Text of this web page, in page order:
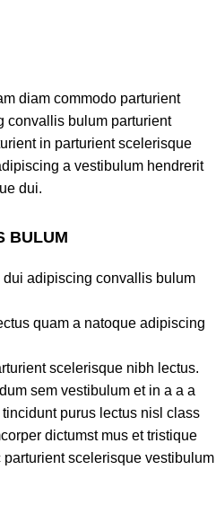
diam commodo parturient
convallis bulum parturient
in parturient scelerisque
a vestibulum hendrerit
dui.
BULUM
adipiscing convallis bulum
quam a natoque adipiscing
scelerisque nibh lectus.
sem vestibulum et in a a a
purus lectus nisl class
dictumst mus et tristique
scelerisque vestibulum